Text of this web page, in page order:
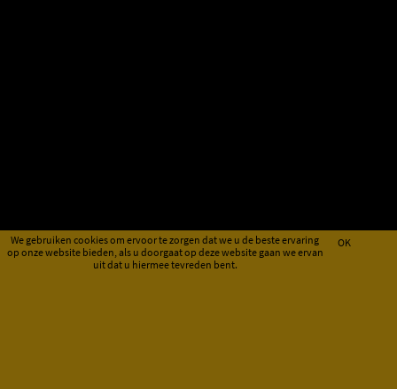
We gebruiken cookies om ervoor te zorgen dat we u de beste ervaring
op onze website bieden, als u doorgaat op deze website gaan we ervan
uit dat u hiermee tevreden bent.
OK